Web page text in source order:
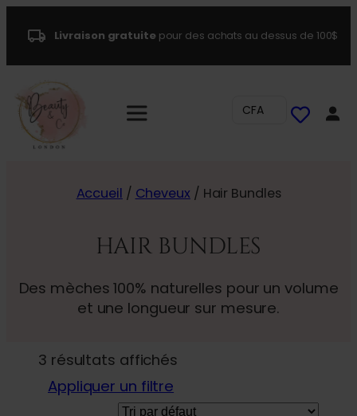
Livraison gratuitepour des achats au dessus de 100$
CFA
Accueil / Cheveux / Hair Bundles
HAIR BUNDLES
Des mèches 100% naturelles pour un volume
et une longueur sur mesure.
3 résultats affichés
Appliquer un filtre